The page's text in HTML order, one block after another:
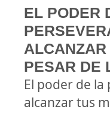
EL PODER
ALCANZAR
PESAR DE
El poder de la
alcanzar tus